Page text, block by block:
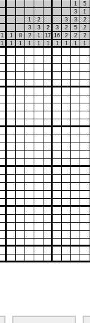
1 5
3 1
1 2 3 3 2
3 3 2 3 2 5 2
1 1 8 2 1 17 16 2 2 2
1 1 1 1 1 1 1 1 1 1